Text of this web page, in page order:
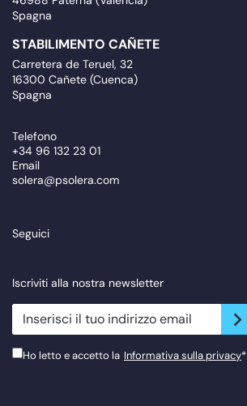
Spagna
STABILIMENTO CAÑETE
Carretera de Teruel, 32
16300 Cañete (Cuenca)
Spagna
Telefono
+34 96 132 23 01
Email
solera@psolera.com
Seguici
Iscriviti alla nostra newsletter
newsletter.suscribe
Ho letto e accetto la Informativa sulla privacy*